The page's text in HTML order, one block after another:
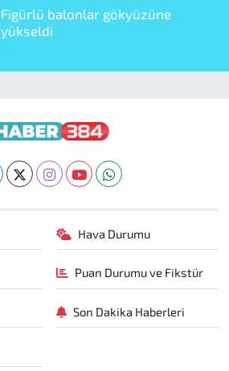
Figürlü balonlar gökyüzüne
yükseldi
Hava Durumu
Puan Durumu ve Fikstür
Son Dakika Haberleri